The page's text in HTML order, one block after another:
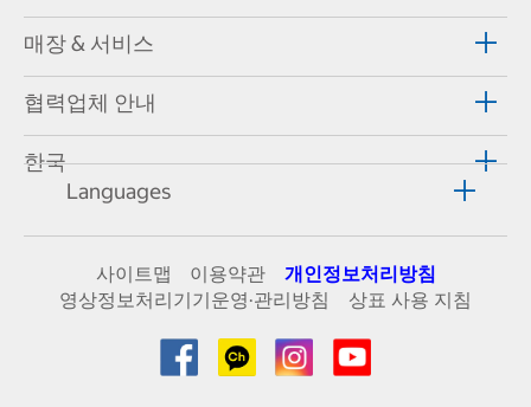
매장 & 서비스
협력업체 안내
한국
Languages
사이트맵 이용약관
개인정보처리방침
영상정보처리기기운영·관리방침
상표 사용 지침